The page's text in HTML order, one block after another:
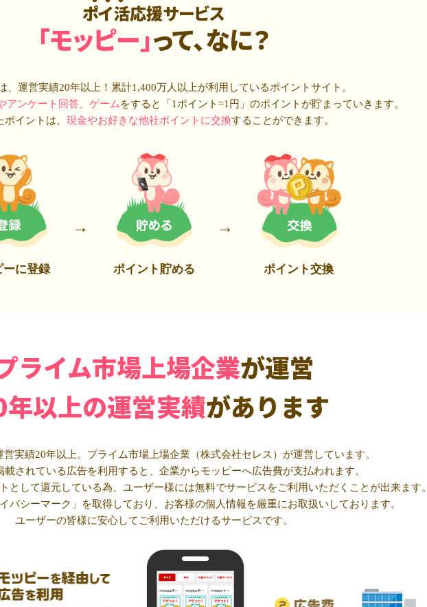
ポイ活応援サービス
「モッピー」って、なに？
、運営実績20年以上！累計1,400万人 以上が利用しているポイントサイト。
アンケート回答、ゲーム をすると「1ポイント=1円」のポイントが貯まっていきます。
ポイントは、 現金やお好きな他社ポイントに交換することができます。
ーに登録 ポイント貯める ポイント交換
ライム市場上場企業が運営
以上の運営実績があります
実績20年以上。プライム市場上場企業（株式会社セレス）が運営しています。
載されている広告を利用すると、企業からモッピーへ広告費が支払われます。
として還元している為、ユーザー様には無料でサービスをご利用いただくことが出来ます。
バシーマーク」を取得しており、お客様の個人情報を厳重にお取扱いしております。
ユーザーの皆様に安心してご利用いただけるサービスです。